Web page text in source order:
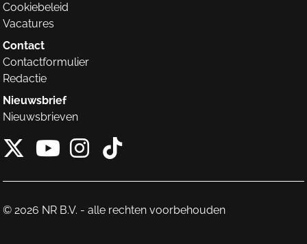
Cookiebeleid
Vacatures
Contact
Contactformulier
Redactie
Nieuwsbrief
Nieuwsbrieven
X van NieuwRechts
Instagram van
Tiktok van
© 2026 NR B.V. - alle rechten voorbehouden